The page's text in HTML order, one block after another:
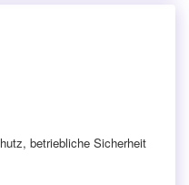
betriebliche Sicherheit